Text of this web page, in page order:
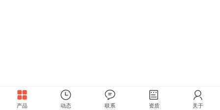
产品 动态 联系 资质 关于